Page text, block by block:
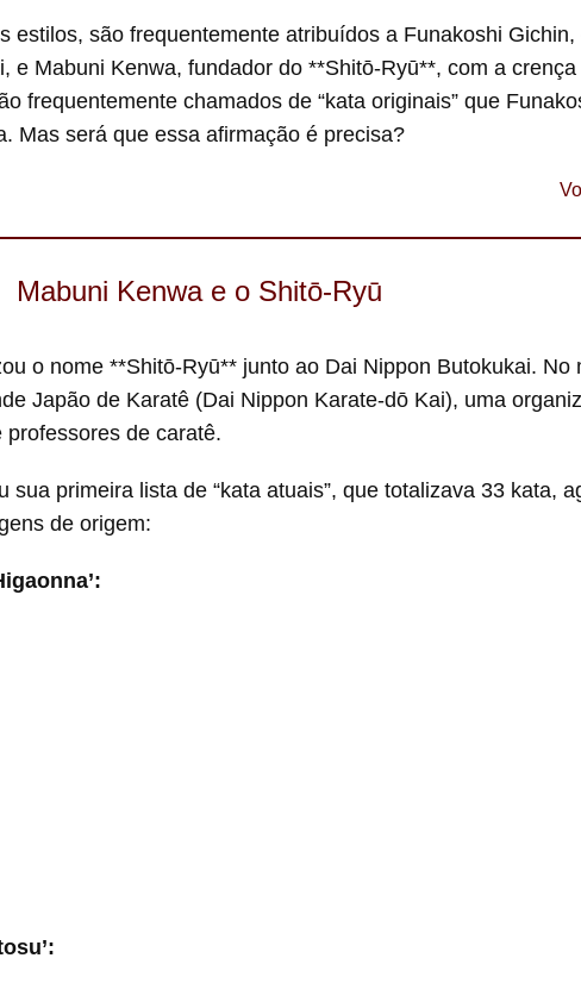
estilos, são frequentemente atribuídos a Funakoshi Gichin,
e Mabuni Kenwa, fundador do **Shitō-Ryū**, com a
frequentemente chamados de “kata originais” que
Mas será que essa afirmação é precisa?
Mabuni Kenwa e o Shitō-Ryū
o nome **Shitō-Ryū** junto ao Dai Nippon Butokukai. No
Japão de Karatê (Dai Nippon Karate-dō Kai), uma
de caratê.
sua primeira lista de “kata atuais”, que totalizava 33 kata,
de origem: